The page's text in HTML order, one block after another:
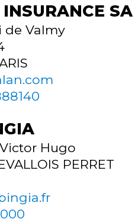
SA
de Valmy
Hugo
PERRET